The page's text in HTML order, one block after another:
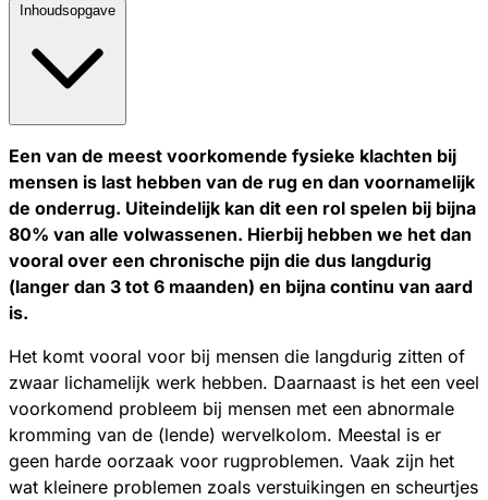
Inhoudsopgave
Een van de meest voorkomende fysieke klachten bij
mensen is last hebben van de rug en dan voornamelijk
de onderrug. Uiteindelijk kan dit een rol spelen bij bijna
80% van alle volwassenen. Hierbij hebben we het dan
vooral over een chronische pijn die dus langdurig
(langer dan 3 tot 6 maanden) en bijna continu van aard
is.
Het komt vooral voor bij mensen die langdurig zitten of
zwaar lichamelijk werk hebben. Daarnaast is het een veel
voorkomend probleem bij mensen met een abnormale
kromming van de (lende) wervelkolom. Meestal is er
geen harde oorzaak voor rugproblemen. Vaak zijn het
wat kleinere problemen zoals verstuikingen en scheurtjes